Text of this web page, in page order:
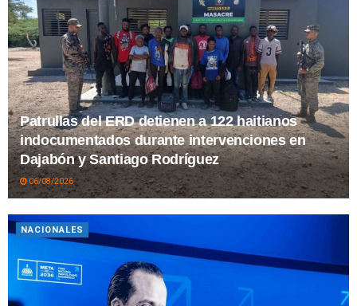
Patrullas del ERD detienen a 122 haitianos
indocumentados durante intervenciones en
Dajabón y Santiago Rodríguez
06/08/2026
NACIONALES